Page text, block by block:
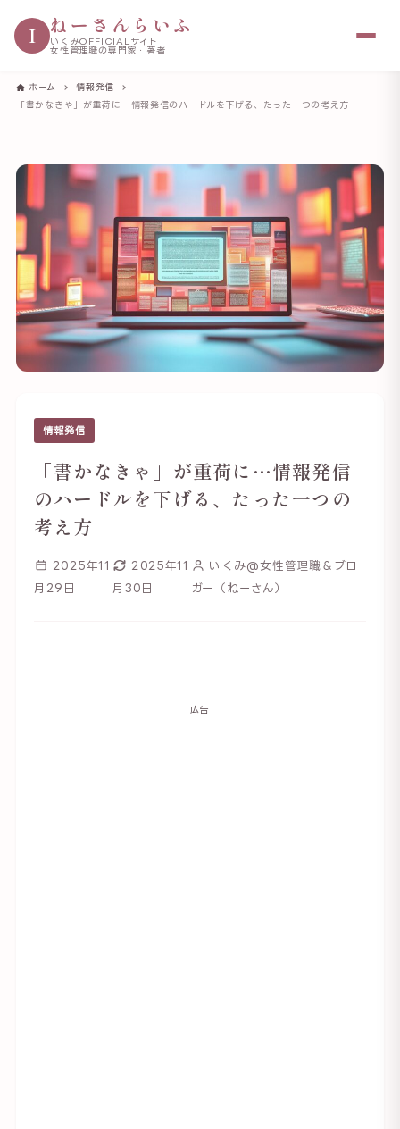
I ねーさんらいふ
いくみOFFICIALサイト
女性管理職の専門家・著者
ホーム
情報発信
「書かなきゃ」が重荷に…情報発信のハードルを下げる、たった一つの考え方
情報発信
「書かなきゃ」が重荷に…情報発信
のハードルを下げる、たった一つの
考え方
2025年11
月29日
2025年11
月30日
いくみ@女性管理職＆ブロ
ガー（ねーさん）
広告